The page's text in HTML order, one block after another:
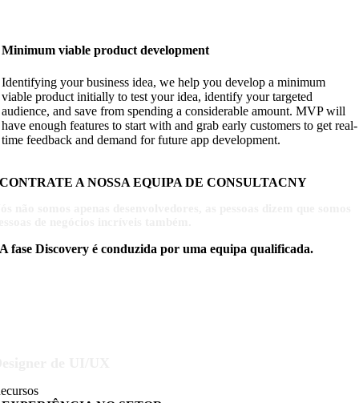
Minimum viable product development
Identifying your business idea, we help you develop a minimum
viable product initially to test your idea, identify your targeted
audience, and save from spending a considerable amount. MVP will
have enough features to start with and grab early customers to get real-
time feedback and demand for future app development.
CONTRATE A NOSSA EQUIPA DE CONSULTACNY
A fase Discovery é conduzida por uma equipa qualificada.